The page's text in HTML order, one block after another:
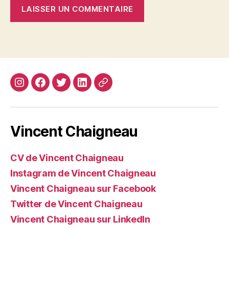
InstagramFacebook
TwitterLinkedin
Site
Vincent Chaigneau
CV de Vincent Chaigneau
Instagram de Vincent Chaigneau
Vincent Chaigneau sur Facebook
Twitter de Vincent Chaigneau
Vincent Chaigneau sur LinkedIn